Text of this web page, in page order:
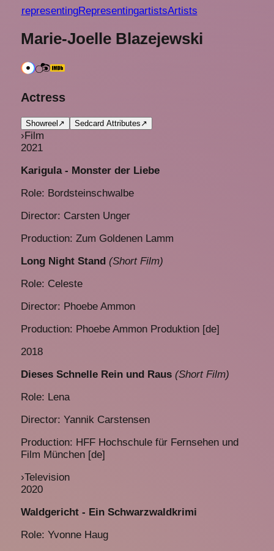
representingRepresentingartistsArtists
Marie-Joelle Blazejewski
Actress
Showreel ↗ Sedcard Attributes ↗
›Film
2021
Karigula - Monster der Liebe
Role: Bordsteinschwalbe
Director: Carsten Unger
Production: Zum Goldenen Lamm
Long Night Stand (Short Film)
Role: Celeste
Director: Phoebe Ammon
Production: Phoebe Ammon Produktion [de]
2018
Dieses Schnelle Rein und Raus (Short Film)
Role: Lena
Director: Yannik Carstensen
Production: HFF Hochschule für Fernsehen und
Film München [de]
›Television
2020
Waldgericht - Ein Schwarzwaldkrimi
Role: Yvonne Haug